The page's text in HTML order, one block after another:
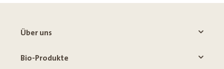
Über uns
Bio-Produkte